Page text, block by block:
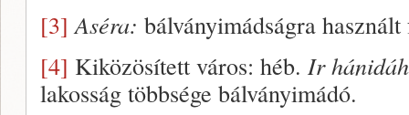
[3] Aséra: bálványimádságra használt
[4] Kiközösített város: héb. Ir
lakosság többsége bálványimádó.